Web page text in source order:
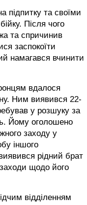
підпитку та своїми
Після чого
та спричинив
заспокоїти
намагався вчинити
вдалося
Ним виявився 22-
у розшуку за
Йому оголошено
заходу у
іншого
рідний брат
щодо його
відділенням